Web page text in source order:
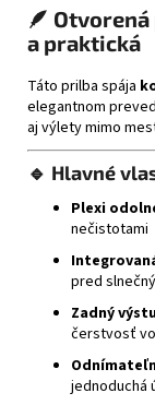
🪶
a praktická
Táto prilba spája
elegantnom
aj výlety mimo
🔹 Hlavné
Plexi
nečistotami
pred
Zadný
čerstvosť
jednoduchá